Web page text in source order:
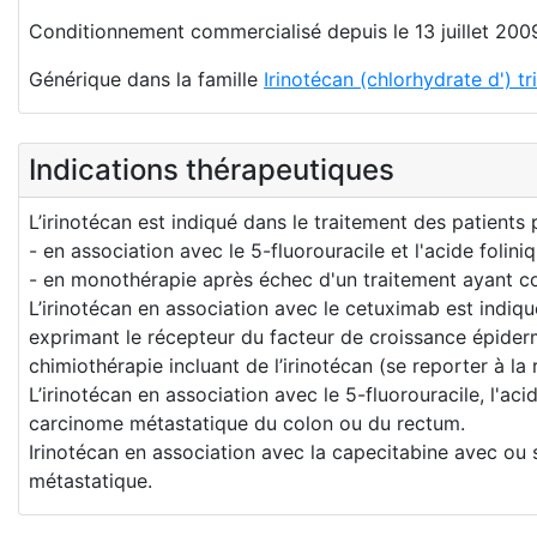
Conditionnement commercialisé depuis le 13 juillet
Générique dans la famille Irinotécan (chlorhydrate d')
Indications thérapeutiques
L’irinotécan est indiqué dans le traitement des
- en association avec le 5-fluorouracile et l'acide
- en monothérapie après échec d'un traitement ayant
L’irinotécan en association avec le cetuximab est
exprimant le récepteur du facteur de croissance
chimiothérapie incluant de l’irinotécan (se reporter à la
L’irinotécan en association avec le 5-fluorouracile,
carcinome métastatique du colon ou du rectum.
Irinotécan en association avec la capecitabine avec
métastatique.